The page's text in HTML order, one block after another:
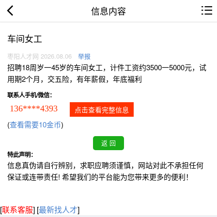
信息内容
车间女工
枣阳人才网 2026.08.06 举报
招聘18周岁一45岁的车间女工，计件工资约3500一5000元，试
用期2个月，交五险，有年薪假，年底福利
联系人手机/微信：
136****4393 点击查看完整信息
(查看需要10金币)
特此声明：
信息真伪请自行辨别，求职应聘须谨慎，网站对此不承担任何
保证或连带责任! 希望我们的平台能为您带来更多的便利！
[联系客服] [最新找人才]